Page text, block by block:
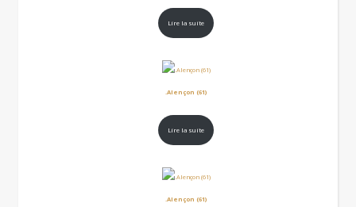
Lire la suite
.Alençon (61)
Lire la suite
.Alençon (61)